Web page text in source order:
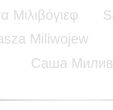
Μιλιβόγιεφ
Miliwojew
Саша